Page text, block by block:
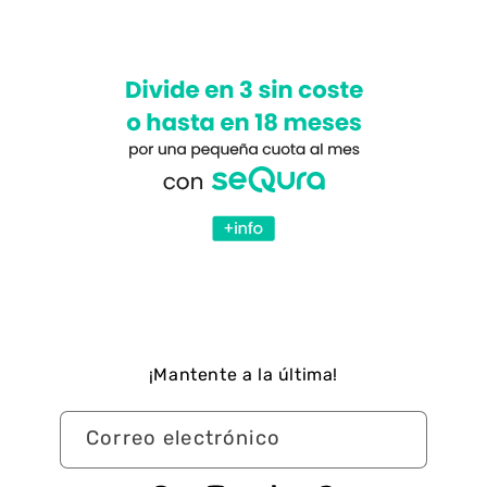
¡Mantente a la última!
Correo electrónico